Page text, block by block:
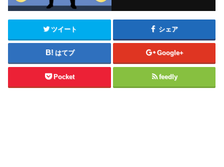
ツイート シェア
はてブ Google+
Pocket feedly